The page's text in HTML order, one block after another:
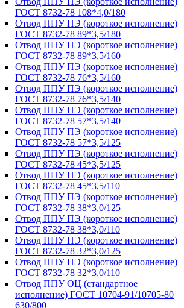
ГОСТ 8732-78 108*4,0/180
Отвод ППУ ПЭ (короткое исполнение)
ГОСТ 8732-78 89*3,5/180
Отвод ППУ ПЭ (короткое исполнение)
ГОСТ 8732-78 89*3,5/160
Отвод ППУ ПЭ (короткое исполнение)
ГОСТ 8732-78 76*3,5/160
Отвод ППУ ПЭ (короткое исполнение)
ГОСТ 8732-78 76*3,5/140
Отвод ППУ ПЭ (короткое исполнение)
ГОСТ 8732-78 57*3,5/140
Отвод ППУ ПЭ (короткое исполнение)
ГОСТ 8732-78 57*3,5/125
Отвод ППУ ПЭ (короткое исполнение)
ГОСТ 8732-78 45*3,5/125
Отвод ППУ ПЭ (короткое исполнение)
ГОСТ 8732-78 45*3,5/110
Отвод ППУ ПЭ (короткое исполнение)
ГОСТ 8732-78 38*3,0/125
Отвод ППУ ПЭ (короткое исполнение)
ГОСТ 8732-78 38*3,0/110
Отвод ППУ ПЭ (короткое исполнение)
ГОСТ 8732-78 32*3,0/125
Отвод ППУ ПЭ (короткое исполнение)
ГОСТ 8732-78 32*3,0/110
Отвод ППУ ОЦ (стандартное
исполнение) ГОСТ 10704-91/10705-80
630/800